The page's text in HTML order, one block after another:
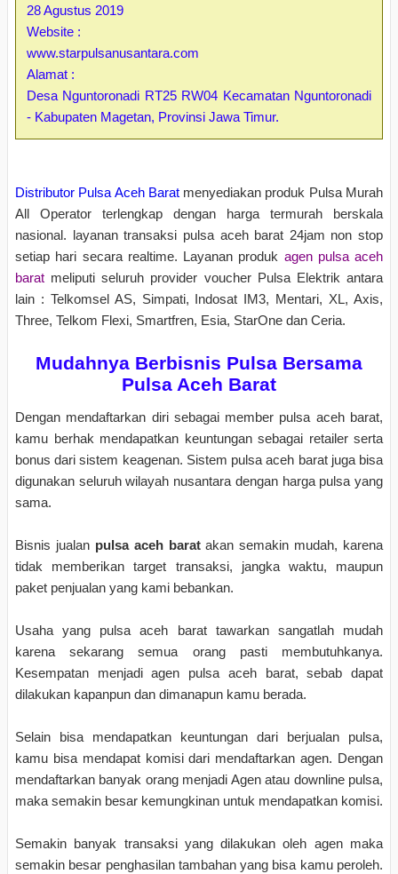
28 Agustus 2019
Website :
www.starpulsanusantara.com
Alamat :
Desa Nguntoronadi RT25 RW04 Kecamatan Nguntoronadi
- Kabupaten Magetan, Provinsi Jawa Timur.
Distributor Pulsa Aceh Baratmenyediakan produk Pulsa Murah
All Operator terlengkap dengan harga termurah berskala
nasional. layanan transaksi pulsa aceh barat 24jam non stop
setiap hari secara realtime. Layanan produk agen pulsa aceh
barat meliputi seluruh provider voucher Pulsa Elektrik antara
lain : Telkomsel AS, Simpati, Indosat IM3, Mentari, XL, Axis,
Three, Telkom Flexi, Smartfren, Esia, StarOne dan Ceria.
Mudahnya Berbisnis Pulsa Bersama
Pulsa Aceh Barat
Dengan mendaftarkan diri sebagai member pulsa aceh barat,
kamu berhak mendapatkan keuntungan sebagai retailer serta
bonus dari sistem keagenan. Sistem pulsa aceh barat juga bisa
digunakan seluruh wilayah nusantara dengan harga pulsa yang
sama.
Bisnis jualan pulsa aceh baratakan semakin mudah, karena
tidak memberikan target transaksi, jangka waktu, maupun
paket penjualan yang kami bebankan.
Usaha yang pulsa aceh barat tawarkan sangatlah mudah
karena sekarang semua orang pasti membutuhkanya.
Kesempatan menjadi agen pulsa aceh barat, sebab dapat
dilakukan kapanpun dan dimanapun kamu berada.
Selain bisa mendapatkan keuntungan dari berjualan pulsa,
kamu bisa mendapat komisi dari mendaftarkan agen. Dengan
mendaftarkan banyak orang menjadi Agen atau downline pulsa,
maka semakin besar kemungkinan untuk mendapatkan komisi.
Semakin banyak transaksi yang dilakukan oleh agen maka
semakin besar penghasilan tambahan yang bisa kamu peroleh.